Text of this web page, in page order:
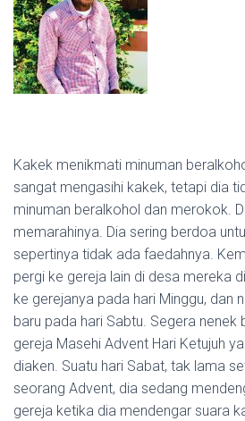
Kakek menikmati minuman
sangat mengasihi kakek, tetapi dia
minuman beralkohol dan merokok.
memarahinya. Dia sering berdoa
sepertinya tidak ada faedahnya.
pergi ke gereja lain di desa mereka
ke gerejanya pada hari Minggu, dan
baru pada hari Sabtu. Segera nenek
gereja Masehi Advent Hari Ketujuh
diaken. Suatu hari Sabat, tak lama
seorang Advent, dia sedang
gereja ketika dia mendengar suara